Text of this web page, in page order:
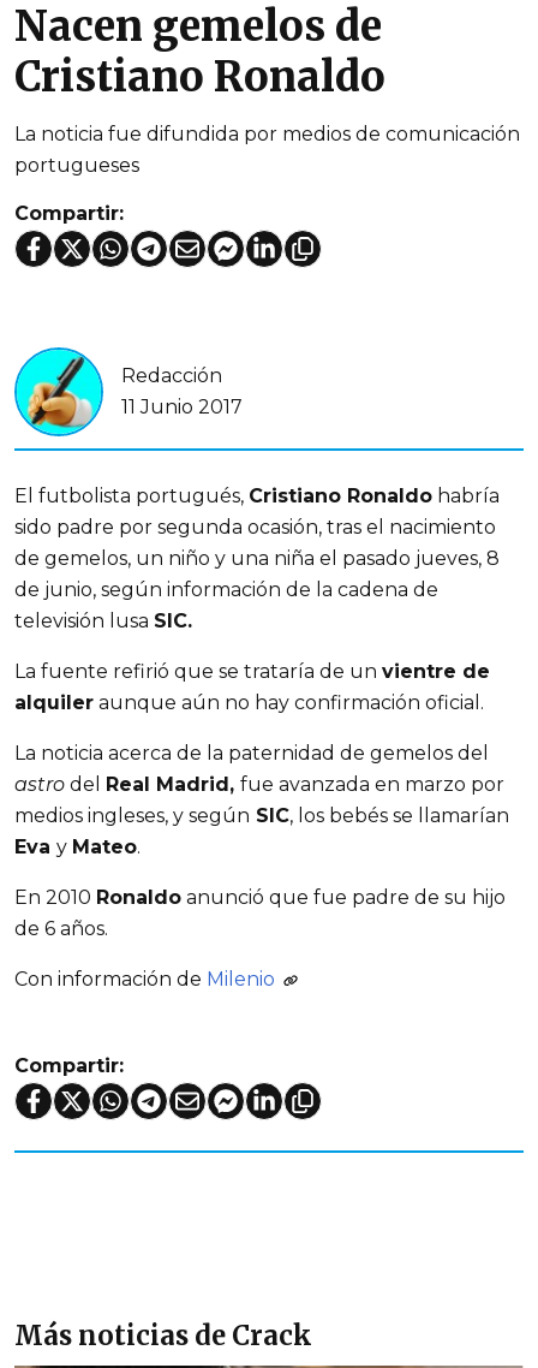
Nacen gemelos de
Cristiano Ronaldo
La noticia fue difundida por medios de comunicación
portugueses
Compartir:
Redacción
11 Junio 2017
El futbolista portugués, Cristiano Ronaldo habría
sido padre por segunda ocasión, tras el nacimiento
de gemelos, un niño y una niña el pasado jueves, 8
de junio, según información de la cadena de
televisión lusa SIC.
La fuente refirió que se trataría de un vientre de
alquiler aunque aún no hay confirmación oficial.
La noticia acerca de la paternidad de gemelos del
astro del Real Madrid, fue avanzada en marzo por
medios ingleses, y según SIC, los bebés se llamarían
Eva y Mateo.
En 2010 Ronaldo anunció que fue padre de su hijo
de 6 años.
Con información de Milenio
Compartir:
Más noticias de Crack